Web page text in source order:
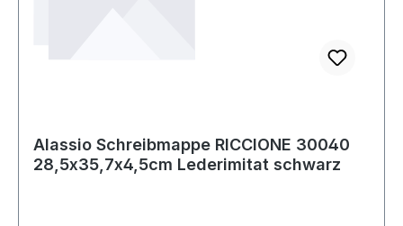
Alassio Schreibmappe RICCIONE 30040
28,5x35,7x4,5cm Lederimitat schwarz